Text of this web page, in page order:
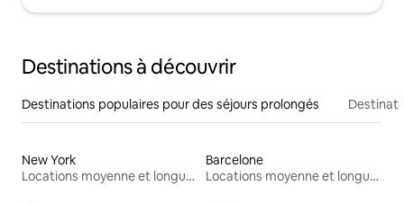
Destinations à découvrir
Destinations populaires pour des séjours prolongés
New York
Locations moyenne et longue durée
Barcelone
Locations moyenne et longue durée